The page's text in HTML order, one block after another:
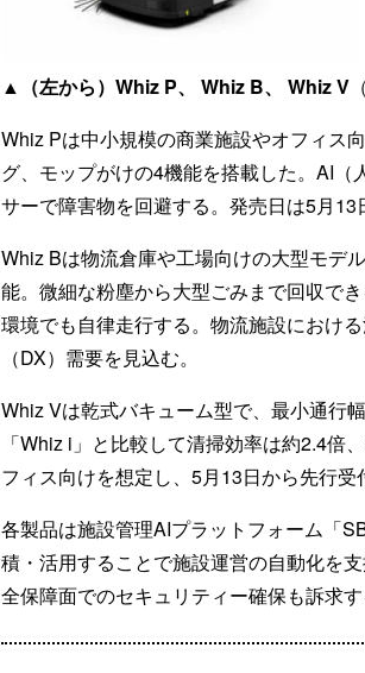
▲（左から）Whiz P、 Whiz B、 Whiz V
Whiz Pは中小規模の商業施設やオフィス
グ、モップがけの4機能を搭載した。AI
サーで障害物を回避する。発売日は5月13
Whiz Bは物流倉庫や工場向けの大型モデ
能。微細な粉塵から大型ごみまで回収で
環境でも自律走行する。物流施設におけ
（DX）需要を見込む。
Whiz Vは乾式バキューム型で、最小通行
「Whiz i」と比較して清掃効率は約2.4倍
フィス向けを想定し、5月13日から先行受
各製品は施設管理AIプラットフォーム「
積・活用することで施設運営の自動化を
全保障面でのセキュリティー確保も訴求す